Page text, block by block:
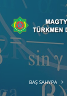
BAŞ SAHYPA